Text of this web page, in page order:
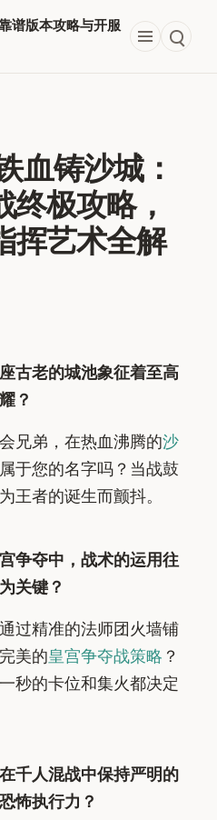
谱版本攻略与开服
铸沙城：
极攻略，
挥艺术全解
古老的城池象征着至高
？
兄弟，在热血沸腾的沙
于您的名字吗？当战鼓
王者的诞生而颤抖。
争夺中，战术的运用往
关键？
过精准的法师团火墙铺
美的皇宫争夺战策略 ？
秒的卡位和集火都决定
千人混战中保持严明的
怖执行力？